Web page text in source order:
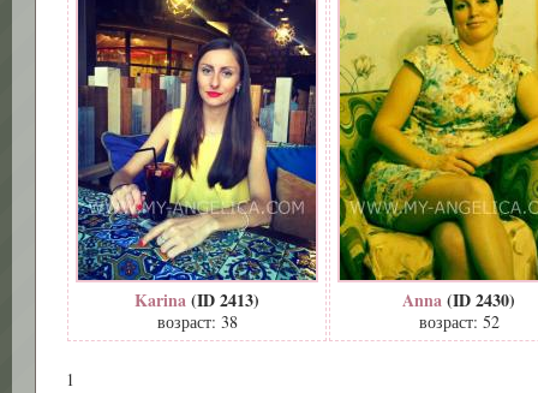
Karina(ID 2413)
возраст: 38
Anna(ID 2430)
возраст: 52
1